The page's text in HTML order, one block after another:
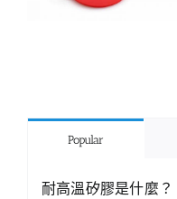
Popular
耐高溫矽膠是什麼？